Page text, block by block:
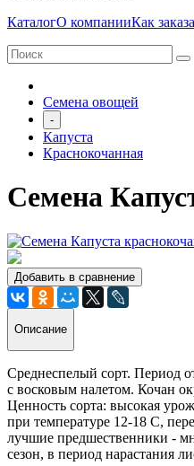
КаталогО компанииКак
Семена овощей
-
Капуста
Краснокочанная
Семена
Добавить в сравнение
Описание
Среднеспелый сорт. Период
с восковым налетом. Кочан
Ценность сорта: высокая
при температуре 12-18 С,
лучшие предшественники -
сезон, в период нарастания